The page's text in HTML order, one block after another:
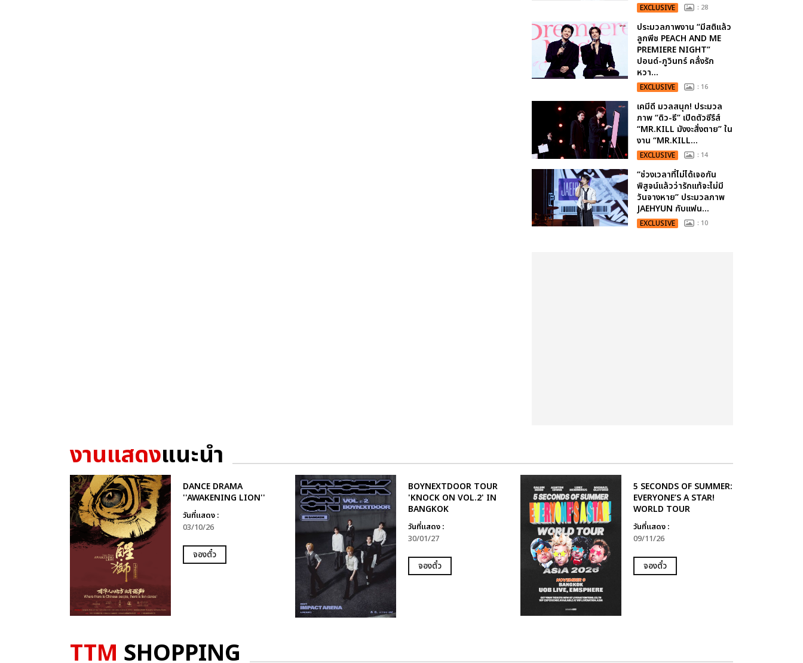
EXCLUSIVE : 28
ประมวลภาพงาน “มีสติแล้ว
ลูกพีช PEACH AND ME
PREMIERE NIGHT”
ปอนด์-ภูวินทร์ คลั่งรัก
หวา...
EXCLUSIVE : 16
เคมีดี มวลสนุก! ประมวล
ภาพ “ดิว-ธี” เปิดตัวซีรีส์
“MR.KILL มังงะสั่งตาย” ใน
งาน “MR.KILL...
EXCLUSIVE : 14
“ช่วงเวลาที่ไม่ได้เจอกัน
พิสูจน์แล้วว่ารักแท้จะไม่มี
วันจางหาย” ประมวลภาพ
JAEHYUN กับแฟน...
EXCLUSIVE : 10
งานแสดงแนะนำ
DANCE DRAMA
''AWAKENING LION''
วันที่แสดง :
03/10/26
จองตั๋ว
BOYNEXTDOOR TOUR
'KNOCK ON VOL.2' IN
BANGKOK
วันที่แสดง :
30/01/27
จองตั๋ว
5 SECONDS OF SUMMER:
EVERYONE’S A STAR!
WORLD TOUR
วันที่แสดง :
09/11/26
จองตั๋ว
TTM SHOPPING